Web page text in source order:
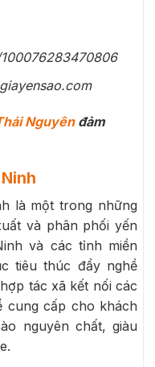
Nguyênđảm
là một trong những
và phân phối yến
và các tỉnh miền
tiêu thúc đẩy nghề
tác xã kết nối các
cung cấp cho khách
nguyên chất, giàu